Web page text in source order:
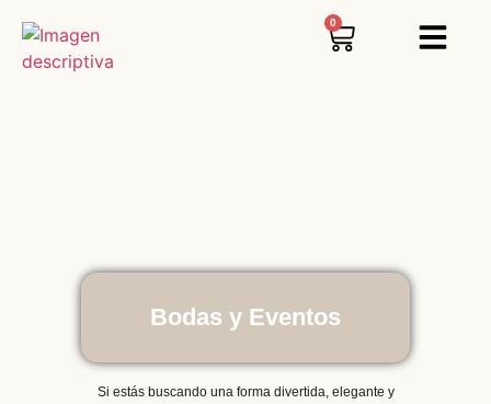
0
Bodas y Eventos
Si estás buscando una forma divertida, elegante y